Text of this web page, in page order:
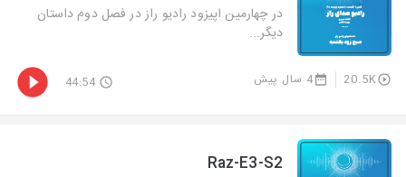
در چهارمین اپیزود رادیو راز در فصل دوم داستان
دیگر...
20.5K 4 سال پیش 44:54
Raz-E3-S2